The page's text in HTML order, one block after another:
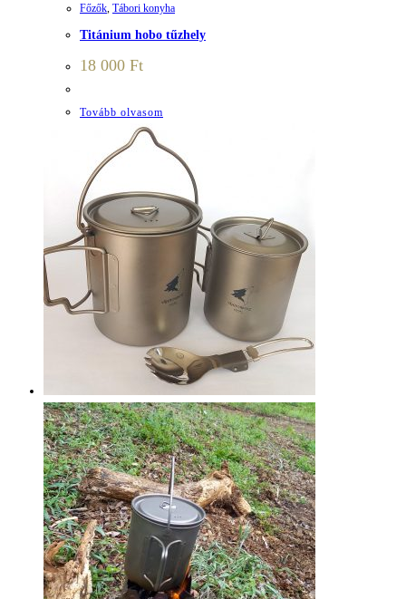
Főzők Tábori konyha
Titánium hobo tűzhely
18 000 Ft
Tovább olvasom